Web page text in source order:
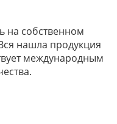
на собственном
нашла продукция
международным